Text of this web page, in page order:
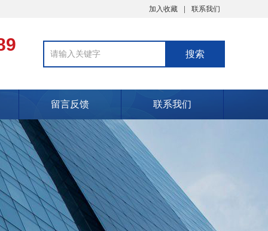
加入收藏 联系我们
留言反馈 联系我们